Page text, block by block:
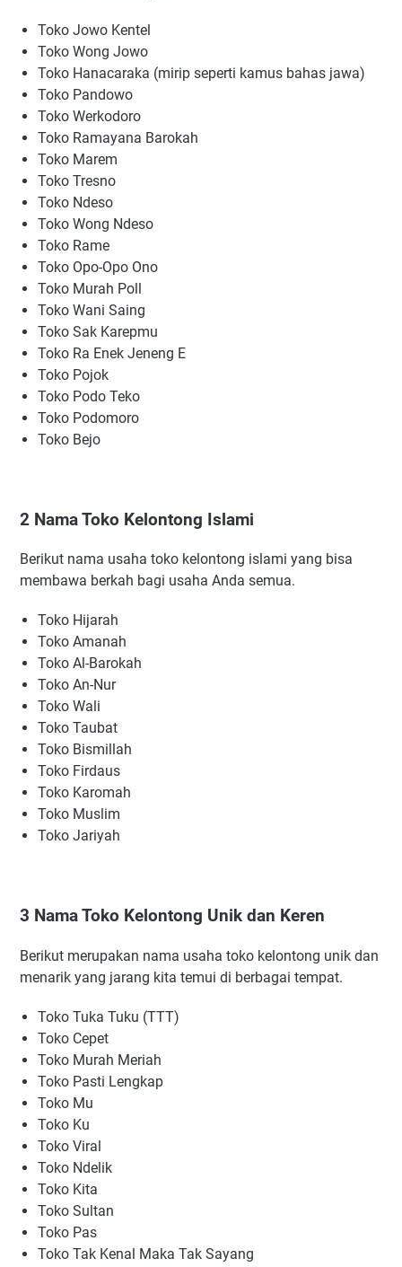
Toko Jowo Kentel
Toko Wong Jowo
Toko Hanacaraka (mirip seperti kamus bahas jawa)
Toko Pandowo
Toko Werkodoro
Toko Ramayana Barokah
Toko Marem
Toko Tresno
Toko Ndeso
Toko Wong Ndeso
Toko Rame
Toko Opo-Opo Ono
Toko Murah Poll
Toko Wani Saing
Toko Sak Karepmu
Toko Ra Enek Jeneng E
Toko Pojok
Toko Podo Teko
Toko Podomoro
Toko Bejo
2 Nama Toko Kelontong Islami
Berikut nama usaha toko kelontong islami yang bisa
membawa berkah bagi usaha Anda semua.
Toko Hijarah
Toko Amanah
Toko Al-Barokah
Toko An-Nur
Toko Wali
Toko Taubat
Toko Bismillah
Toko Firdaus
Toko Karomah
Toko Muslim
Toko Jariyah
3 Nama Toko Kelontong Unik dan Keren
Berikut merupakan nama usaha toko kelontong unik dan
menarik yang jarang kita temui di berbagai tempat.
Toko Tuka Tuku (TTT)
Toko Cepet
Toko Murah Meriah
Toko Pasti Lengkap
Toko Mu
Toko Ku
Toko Viral
Toko Ndelik
Toko Kita
Toko Sultan
Toko Pas
Toko Tak Kenal Maka Tak Sayang